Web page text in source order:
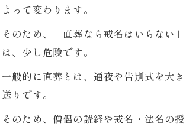
る前に確認したい3つのこと
・お墓・親族」の順に整理します
ている方へ
せず、供養まで一緒に整理できます
方
た」のではなく「整えた」と伝えられ
よって変わります。
そのため、「直葬なら戒名はいらない
は、少し危険です。
一般的に直葬とは、通夜や告別式を大
送りです。
そのため、僧侶の読経や戒名・法名の